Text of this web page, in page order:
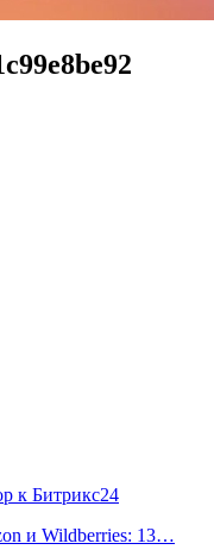
к Битрикс24
и Wildberries: 13…